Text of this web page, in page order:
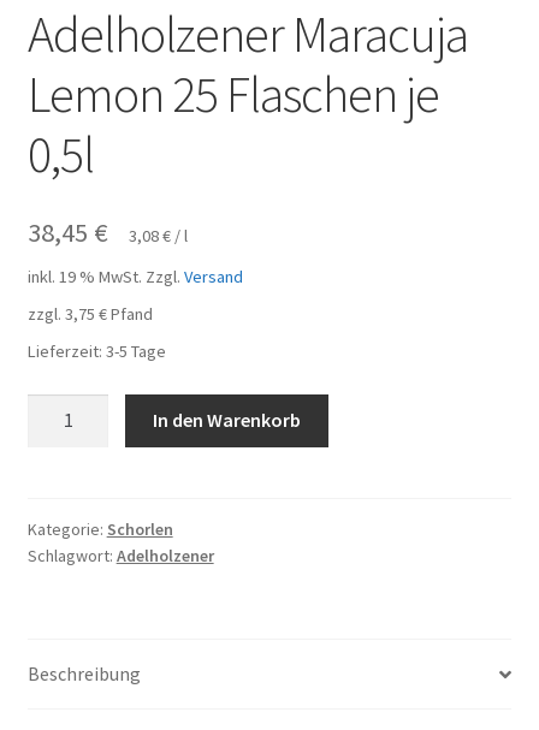
Adelholzener Maracuja
Lemon 25 Flaschen je
0,5l
38,45 € 3,08€ /l
inkl. 19 % MwSt. Zzgl. Versand
zzgl. 3,75 €Pfand
Lieferzeit: 3-5 Tage
Flaschen
je
In den Warenkorb
Kategorie: Schorlen
Schlagwort: Adelholzener
Beschreibung